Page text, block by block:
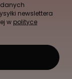
newslettera
w polityce